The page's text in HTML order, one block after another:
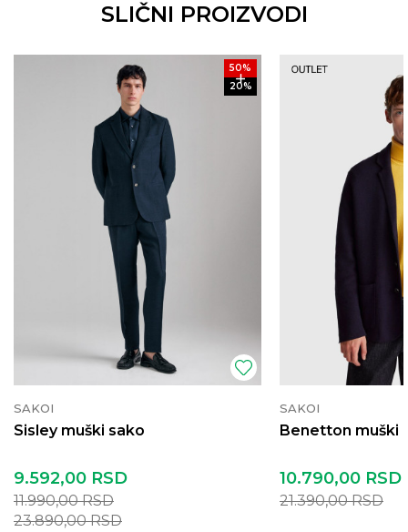
SLIČNI PROIZVODI
50%
20%
SAKOI
Sisley muški sako
9.592,00 RSD
11.990,00RSD
23.890,00RSD
SAKOI
Benetton muški
10.790,00 RSD
21.390,00RSD